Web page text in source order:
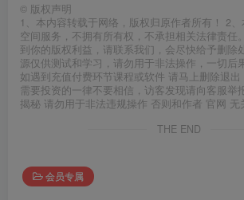
© 版权声明
1、本内容转载于网络，版权归原作者所有！ 2
空间服务，不拥有所有权，不承担相关法律责任
到你的版权利益，请联系我们，会尽快给予删除
源仅供测试和学习，请勿用于非法操作，一切后
如遇到充值付费环节课程或软件 请马上删除退
需要投资的一律不要相信，访客发现请向客服举
揭秘 请勿用于非法违规操作 否则和作者 官网 无
THE END
会员专属